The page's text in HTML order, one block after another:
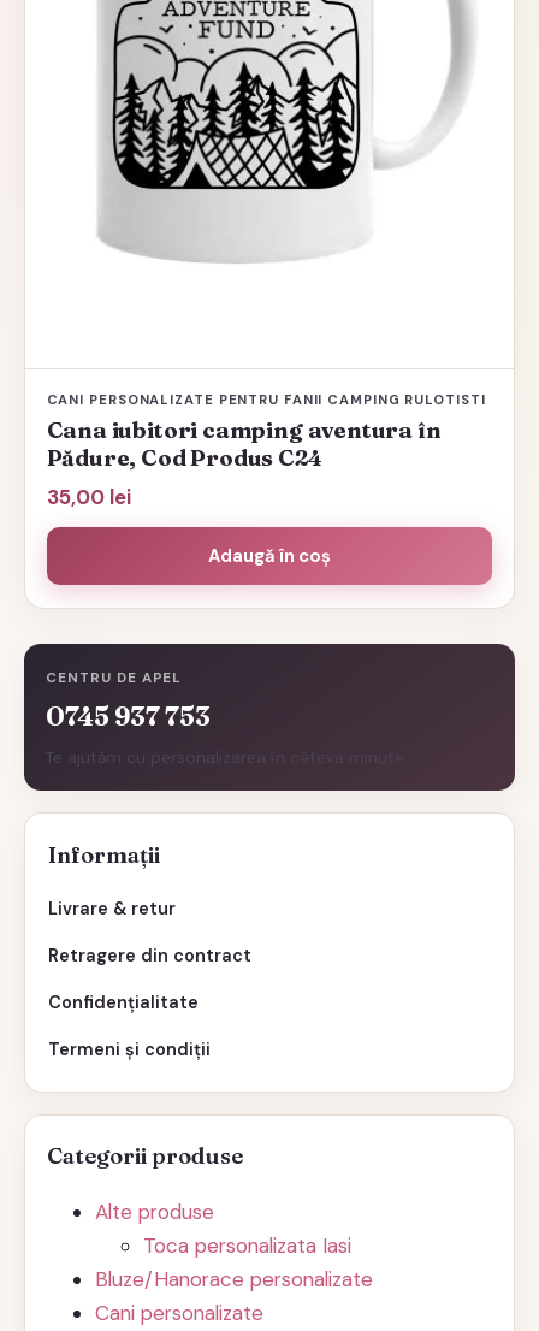
CENTRU DE APEL
0745 937 753
Te ajutăm cu personalizarea în câteva minute.
Informații
Livrare & retur
Retragere din contract
Confidențialitate
Termeni și condiții
Categorii produse
Alte produse
Toca personalizata Iasi
Bluze/Hanorace personalizate
Cani personalizate
CANI PERSONALIZATE PENTRU FANII CAMPING RULOTISTI
Cana iubitori camping aventura în
Pădure, Cod Produs C24
35,00 lei
Adaugă în coș